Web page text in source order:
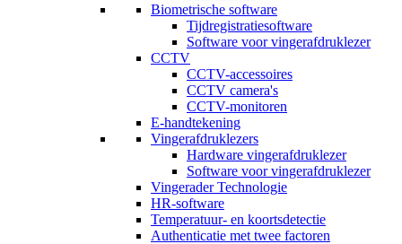
Biometrische software
Tijdregistratiesoftware
Software voor vingerafdruklezer
CCTV
CCTV-accessoires
CCTV camera's
CCTV-monitoren
E-handtekening
Vingerafdruklezers
Hardware vingerafdruklezer
Software voor vingerafdruklezer
Vingerader Technologie
HR-software
Temperatuur- en koortsdetectie
Authenticatie met twee factoren